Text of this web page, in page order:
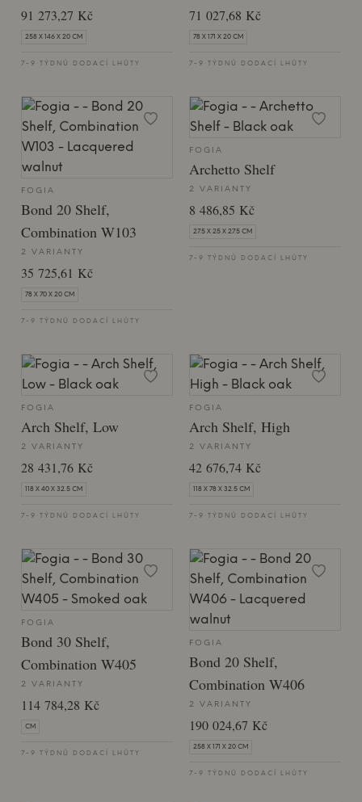
91 273,27 Kč
258 X 146 X 20 CM
7-9 TÝDNŮ DODACÍ LHŮTY
71 027,68 Kč
78 X 171 X 20 CM
7-9 TÝDNŮ DODACÍ LHŮTY
FOGIA
Bond 20 Shelf,
Combination W103
2 VARIANTY
35 725,61 Kč
78 X 70 X 20 CM
7-9 TÝDNŮ DODACÍ LHŮTY
FOGIA
Archetto Shelf
2 VARIANTY
8 486,85 Kč
27.5 X 25 X 27.5 CM
7-9 TÝDNŮ DODACÍ LHŮTY
FOGIA
Arch Shelf, Low
2 VARIANTY
28 431,76 Kč
118 X 40 X 32.5 CM
7-9 TÝDNŮ DODACÍ LHŮTY
FOGIA
Arch Shelf, High
2 VARIANTY
42 676,74 Kč
118 X 78 X 32.5 CM
7-9 TÝDNŮ DODACÍ LHŮTY
FOGIA
Bond 30 Shelf,
Combination W405
2 VARIANTY
114 784,28 Kč
CM
7-9 TÝDNŮ DODACÍ LHŮTY
FOGIA
Bond 20 Shelf,
Combination W406
2 VARIANTY
190 024,67 Kč
258 X 171 X 20 CM
7-9 TÝDNŮ DODACÍ LHŮTY